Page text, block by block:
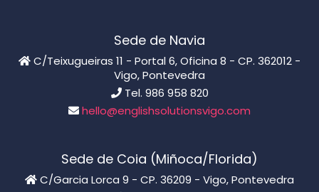
Sede de Navia
C/Teixugueiras 11 - Portal 6, Oficina 8 - CP. 362012 -
Vigo, Pontevedra
Tel. 986 958 820
hello@englishsolutionsvigo.com
Sede de Coia (Miñoca/Florida)
C/Garcia Lorca 9 - CP. 36209 - Vigo, Pontevedra